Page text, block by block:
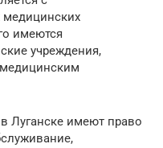
имеются
учреждения,
Луганске имеют право